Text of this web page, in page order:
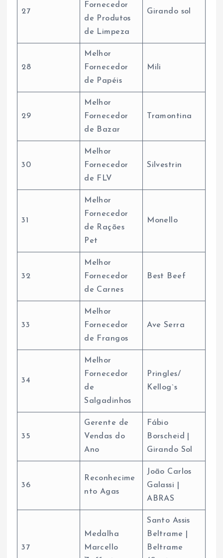
27
Fornecedor
de Produtos
de Limpeza
Girando sol
28
Melhor
Fornecedor
de Papéis
Mili
29
Melhor
Fornecedor
de Bazar
Tramontina
30
Melhor
Fornecedor
de FLV
Silvestrin
31
Melhor
Fornecedor
de Rações
Pet
Monello
32
Melhor
Fornecedor
de Carnes
Best Beef
33
Melhor
Fornecedor
de Frangos
Ave Serra
34
Melhor
Fornecedor
de
Salgadinhos
Pringles/
Kellog`s
35
Gerente de
Vendas do
Ano
Fábio
Borscheid |
Girando Sol
36
Reconhecime
nto Agas
João Carlos
Galassi |
ABRAS
37
Medalha
Marcello
Santo Assis
Beltrame |
Beltrame